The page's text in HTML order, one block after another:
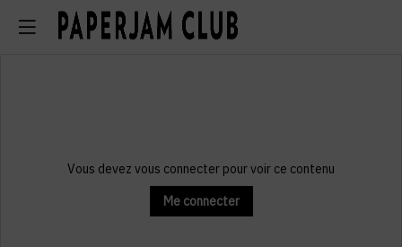
Vous devez vous connecter pour voir ce contenu
Me connecter